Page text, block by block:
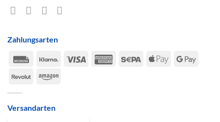
Zahlungsarten
Rechung
Klarna Visa
American Sepa
Apple
Google
RevolutAmazon
Versandarten